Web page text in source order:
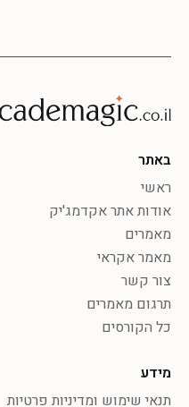
באתר
ראשי
אודות אתר אקדמג'יק
מאמרים
מאמר אקראי
צור קשר
תרגום מאמרים
כל הקורסים
מידע
תנאי שימוש ומדיניות פרטיות